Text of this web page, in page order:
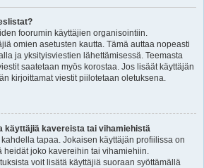
foorumin käyttäjien organisointiin.
omien asetusten kautta. Tämä auttaa nopeasti
ja yksityisviestien lähettämisessä. Teemasta
saatetaan myös korostaa. Jos lisäät käyttäjän
kirjoittamat viestit piilotetaan oletuksena.
käyttäjiä kavereista tai vihamiehistä
tapaa. Jokaisen käyttäjän profiilissa on
heidät joko kavereihin tai vihamiehiin.
voit lisätä käyttäjiä suoraan syöttämällä